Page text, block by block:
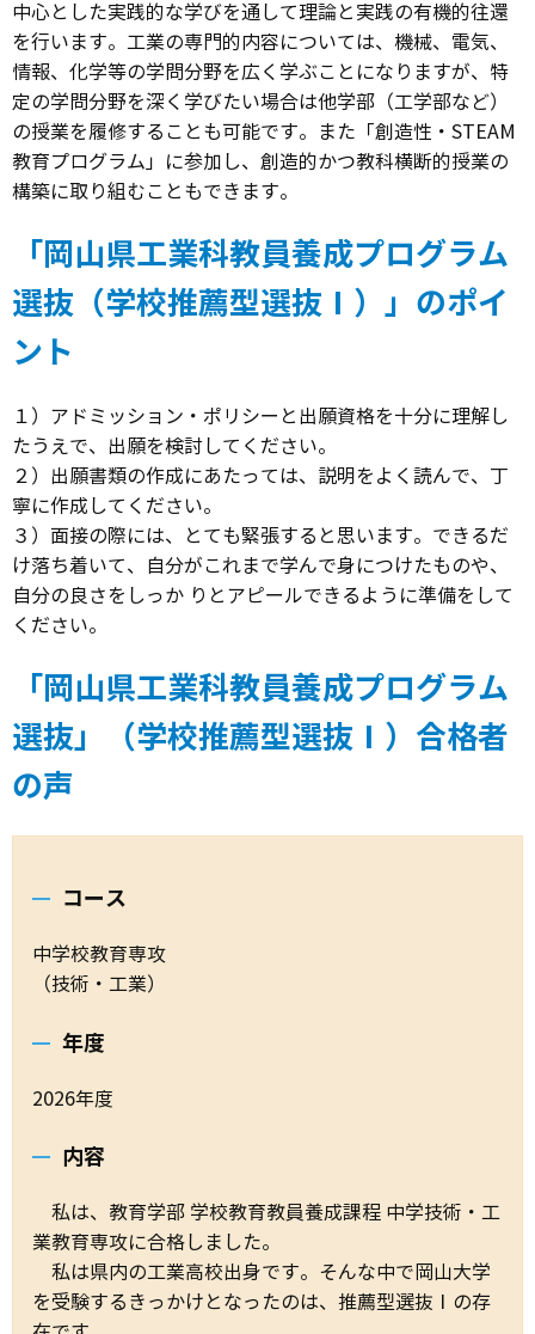
中心とした実践的な学びを通して理論と実践の有機的往還
を行います。工業の専門的内容については、機械、電気、
情報、化学等の学問分野を広く学ぶことになりますが、特
定の学問分野を深く学びたい場合は他学部（工学部など）
の授業を履修することも可能です。また「創造性・STEAM
教育プログラム」に参加し、創造的かつ教科横断的授業の
構築に取り組むこともできます。
「岡山県工業科教員養成プログラム
選抜（学校推薦型選抜Ⅰ）」のポイ
ント
１）アドミッション・ポリシーと出願資格を十分に理解し
たうえで、出願を検討してください。
２）出願書類の作成にあたっては、説明をよく読んで、丁
寧に作成してください。
３）面接の際には、とても緊張すると思います。できるだ
け落ち着いて、自分がこれまで学んで身につけたものや、
自分の良さをしっか りとアピールできるように準備をして
ください。
「岡山県工業科教員養成プログラム
選抜」（学校推薦型選抜Ⅰ）合格者
の声
コース
中学校教育専攻
（技術・工業）
年度
2026年度
内容
私は、教育学部 学校教育教員養成課程 中学技術・工
業教育専攻に合格しました。
私は県内の工業高校出身です。そんな中で岡山大学
を受験するきっかけとなったのは、推薦型選抜
の存